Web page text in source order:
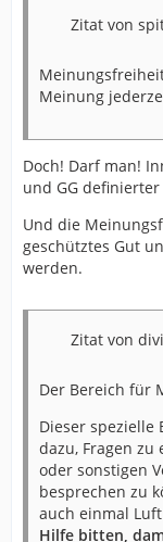
Zitat von
Meinung
Doch! Darf man!
und GG
Und die
geschütztes Gut
werden.
Zitat von
Der Bereich für
Dieser
dazu, Fragen zu
oder sonstigen
besprechen zu
auch einmal
Hilfe bitten,